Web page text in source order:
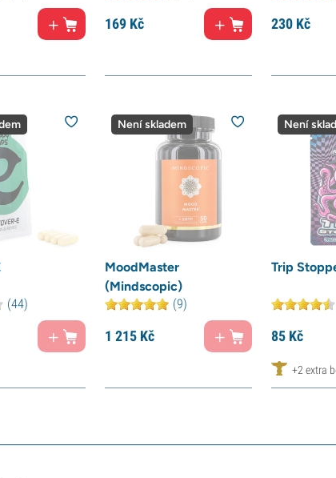
169 Kč 230Kč
(44)
Není skladem
MoodMaster
(Mindscopic)
(9)
1 215 Kč
Není
Trip
85Kč
+2 extra